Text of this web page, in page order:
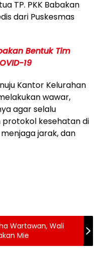
TP. PKK Babakan
dari Puskesmas
Bentuk Tim
19
Kantor Kelurahan
wawar,
agar selalu
protokol kesehatan di
jarak, dan
Wartawan, Wali
Mie